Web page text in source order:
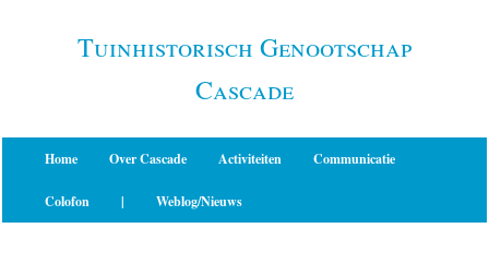
Tuinhistorisch Genootschap
Cascade
Home Over Cascade Activiteiten Communicatie
Colofon | Weblog/Nieuws